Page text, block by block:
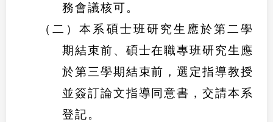
務會議核可。
（二）本系碩士班研究生應於第二學
期結束前、碩士在職專班研究生應
於第三學期結束前，選定指導教授
並簽訂論文指導同意書，交請本系
登記。